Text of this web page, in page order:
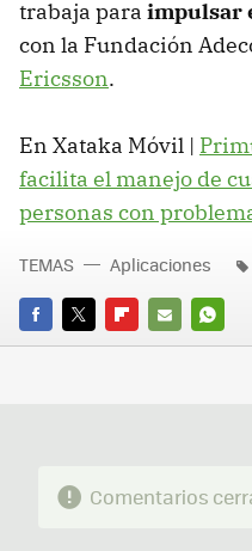
trabaja para impulsar
con la Fundación
Ericsson.
En Xataka Móvil |
facilita el manejo de
personas con
FACEBOOK
TWITTERFLIPBOARD
E-
TEMAS Aplicaciones
Comentarios